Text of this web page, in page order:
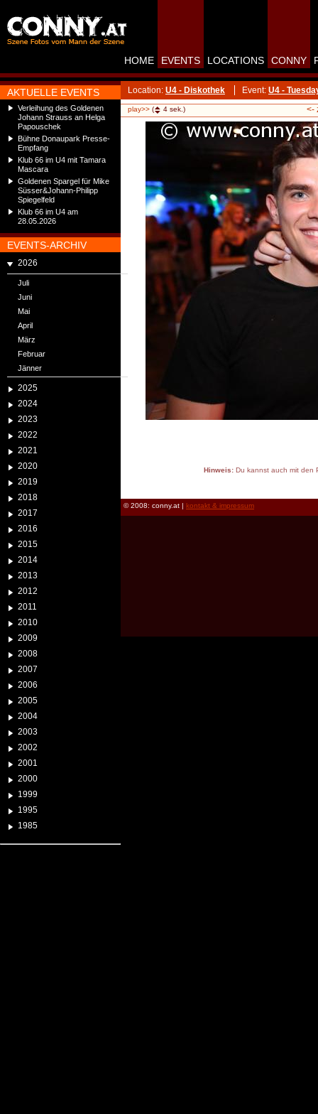
AKTUELLE EVENTS
Verleihung des Goldenen
Johann Strauss an Helga
Papouschek
Bühne Donaupark Presse-
Empfang
Klub 66 im U4 mit Tamara
Mascara
Goldenen Spargel für Mike
Süsser&Johann-Philipp
Spiegelfeld
Klub 66 im U4 am
28.05.2026
EVENTS-ARCHIV
2026
Juli
Juni
Mai
April
März
Februar
Jänner
2025
2024
2023
2022
2021
2020
2019
2018
2017
2016
2015
2014
2013
2012
2011
2010
2009
2008
2007
2006
2005
2004
2003
2002
2001
2000
1999
1995
1985
HOME EVENTS LOCATIONS CONNY
Location: U4 - Diskothek Event: U4 -
play>> ( 4 sek.) <-
Hinweis:Du kannst auch mit den
© 2008: conny.at | kontakt & impressum